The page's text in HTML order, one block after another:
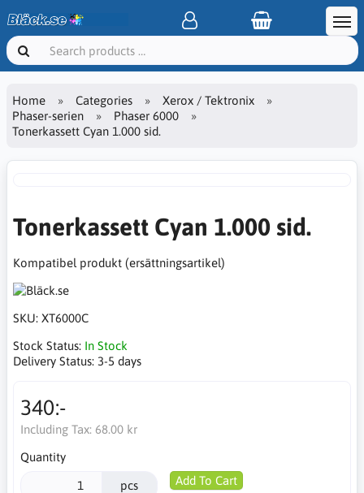
Home Categories
Xerox / Tektronix
Phaser-serien
Phaser 6000
Tonerkassett Cyan 1.000 sid.
Tonerkassett Cyan 1.000 sid.
Kompatibel produkt (ersättningsartikel)
SKU: XT6000C
Stock Status: In Stock
Delivery Status: 3-5 days
340:-
Including Tax: 68.00 kr
Quantity
pcs Add To Cart